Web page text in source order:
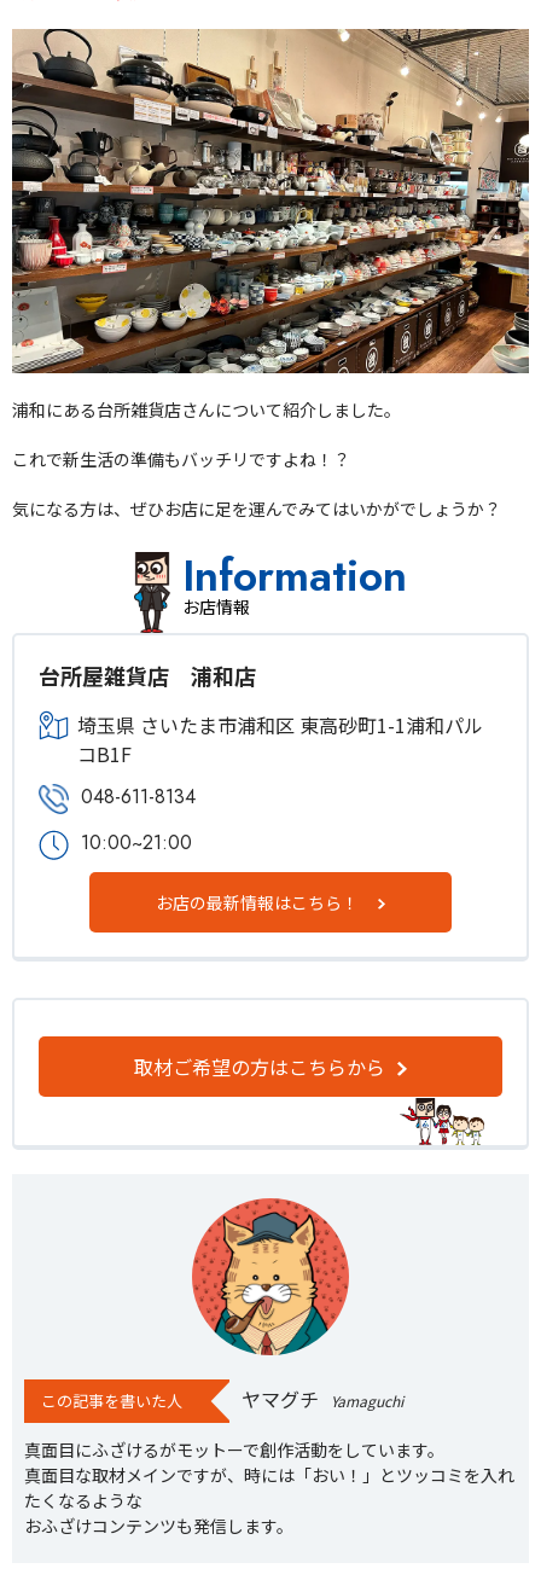
浦和にある台所雑貨店さんについて紹介しました。
これで新生活の準備もバッチリですよね！？
気になる方は、ぜひお店に足を運んでみてはいかがでしょうか？
Information
お店情報
台所屋雑貨店 浦和店
埼玉県 さいたま市浦和区 東高砂町1-1浦和パル
コB1F
048-611-8134
10:00~21:00
お店の最新情報はこちら！
取材ご希望の方はこちらから
この記事を書いた人 ヤマグチ Yamaguchi
真面目にふざけるがモットーで創作活動をしています。
真面目な取材メインですが、時には「おい！」とツッコミを入れ
たくなるような
おふざけコンテンツも発信します。